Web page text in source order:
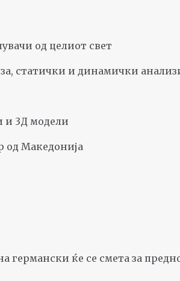
од целиот свет
статички и динамички
и 3Д модели
од Македонија
германски ќе се смета за